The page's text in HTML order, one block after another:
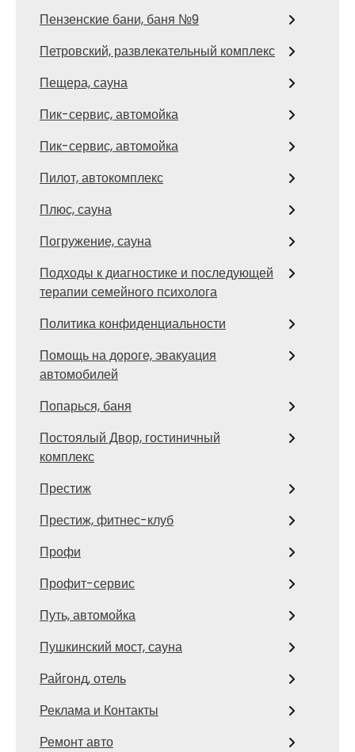
Пензенские бани, баня №9
Петровский, развлекательный комплекс
Пещера, сауна
Пик-сервис, автомойка
Пик-сервис, автомойка
Пилот, автокомплекс
Плюс, сауна
Погружение, сауна
Подходы к диагностике и последующей
терапии семейного психолога
Политика конфиденциальности
Помощь на дороге, эвакуация
автомобилей
Попарься, баня
Постоялый Двор, гостиничный
комплекс
Престиж
Престиж, фитнес-клуб
Профи
Профит-сервис
Путь, автомойка
Пушкинский мост, сауна
Райгонд, отель
Реклама и Контакты
Ремонт авто